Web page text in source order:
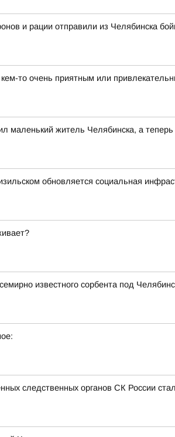
и рации отправили из Челябинска
то очень приятным или
маленький житель Челябинска, а
обновляется социальная
известного сорбента под
следственных органов СК России